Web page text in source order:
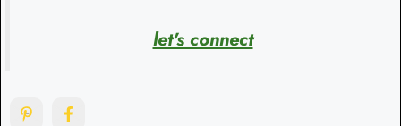
let's connect